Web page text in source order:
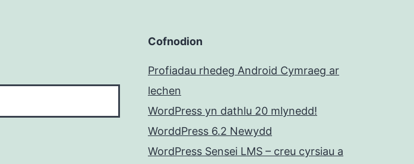
Cofnodion
Profiadau rhedeg Android Cymraeg ar
lechen
WordPress yn dathlu 20 mlynedd!
WorddPress 6.2 Newydd
WordPress Sensei LMS – creu cyrsiau a